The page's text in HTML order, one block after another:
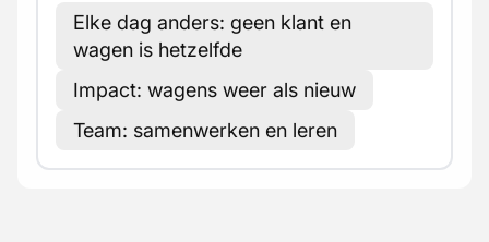
Elke dag anders: geen klant en
wagen is hetzelfde
Impact: wagens weer als nieuw
Team: samenwerken en leren